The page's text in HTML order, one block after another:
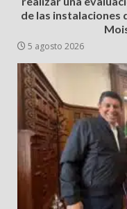
de las instalaciones
5 agosto 2026